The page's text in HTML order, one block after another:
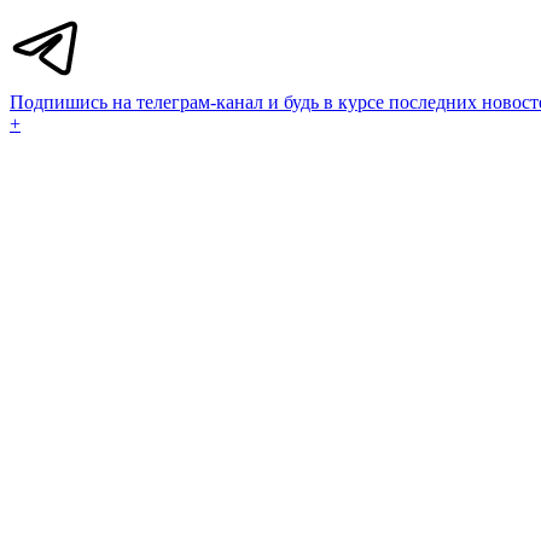
Подпишись на телеграм-канал и будь в курсе последних
+